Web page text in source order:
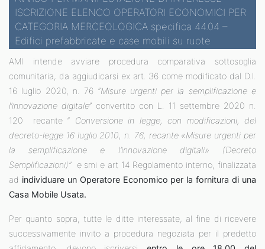
ISCRIZIONE ELENCO OPERATORI ECONOMICI PER
CATEGORIA MERCEOLOGICA specifica 44.04 –
Edifici prefabbricate e case mobili su ruote
AMI intende avviare procedura comparativa sottosoglia
comunitaria, da aggiudicarsi ex art. 36 come modificato dal D.l.
16 luglio 2020, n. 76 “Misure urgenti per la semplificazione e
l’innovazione digitale” convertito con L. 11 settembre 2020 n.
120 recante “ Conversione in legge, con modificazioni, del
decreto-legge 16 luglio 2010, n. 76, recante «Misure urgenti per
la semplificazione e l’innovazione digitali» (Decreto
Semplificazioni)”
e smi e art 14 Regolamento interno, finalizzata
ad individuare un Operatore Economico per la fornitura di una
Casa Mobile Usata.
Per quanto sopra, tutte le ditte interessate, al fine di ricevere
successivamente invito a procedura negoziata per il predetto